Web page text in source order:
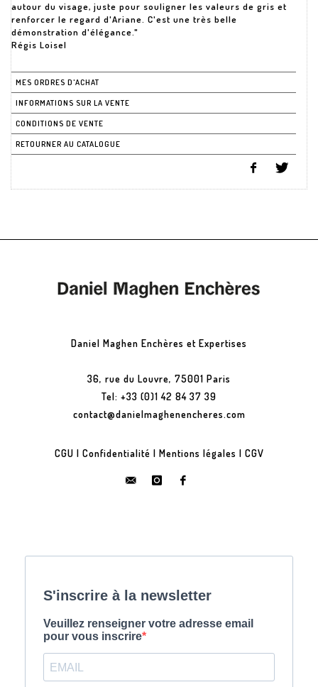
autour du visage, juste pour souligner les valeurs de gris et
renforcer le regard d'Ariane. C'est une très belle
démonstration d'élégance."
Régis Loisel
MES ORDRES D'ACHAT
INFORMATIONS SUR LA VENTE
CONDITIONS DE VENTE
RETOURNER AU CATALOGUE
Daniel Maghen Enchères et Expertises
36, rue du Louvre, 75001 Paris
Tel: +33 (0)1 42 84 37 39
contact@danielmaghenencheres.com
CGU | Confidentialité | Mentions légales | CGV